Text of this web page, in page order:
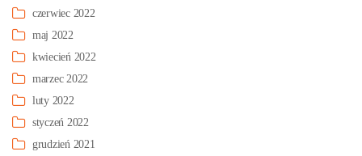
czerwiec 2022
maj 2022
kwiecień 2022
marzec 2022
luty 2022
styczeń 2022
grudzień 2021